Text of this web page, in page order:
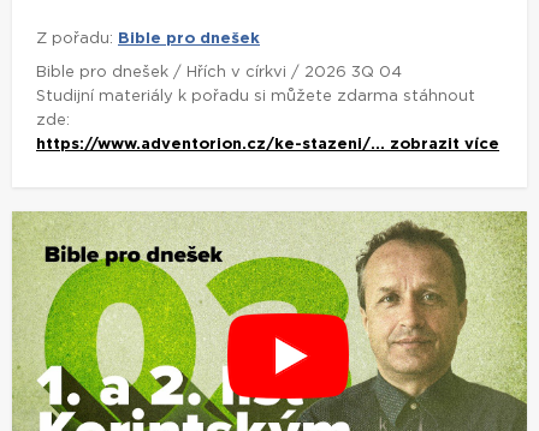
Z pořadu: Bible pro dnešek
Bible pro dnešek / Hřích v církvi / 2026 3Q 04
Studijní materiály k pořadu si můžete zdarma stáhnout
zde:
https://www.adventorion.cz/ke-stazeni/... zobrazit více